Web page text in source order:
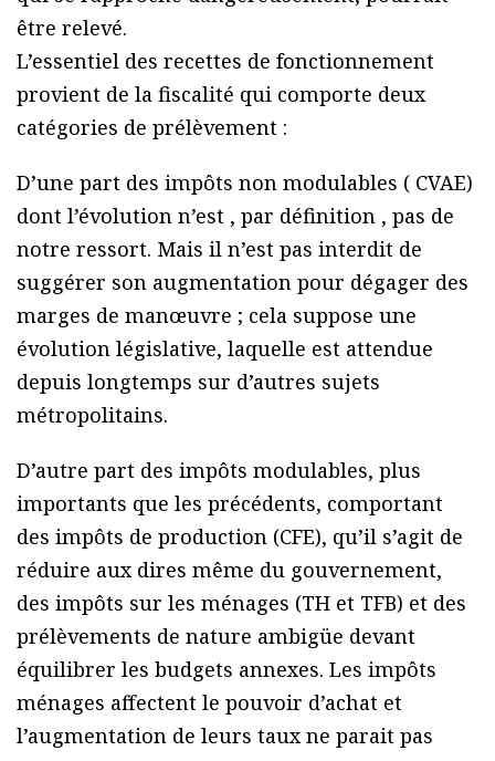
être relevé.
L’essentiel des recettes de fonctionnement
provient de la fiscalité qui comporte deux
catégories de prélèvement :
D’une part des impôts non modulables ( CVAE)
dont l’évolution n’est , par définition , pas de
notre ressort. Mais il n’est pas interdit de
suggérer son augmentation pour dégager des
marges de manœuvre ; cela suppose une
évolution législative, laquelle est attendue
depuis longtemps sur d’autres sujets
métropolitains.
D’autre part des impôts modulables, plus
importants que les précédents, comportant
des impôts de production (CFE), qu’il s’agit de
réduire aux dires même du gouvernement,
des impôts sur les ménages (TH et TFB) et des
prélèvements de nature ambigüe devant
équilibrer les budgets annexes. Les impôts
ménages affectent le pouvoir d’achat et
l’augmentation de leurs taux ne parait pas